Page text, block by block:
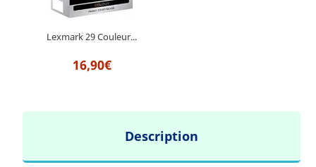
Lexmark 29 Couleur...
16,90€
Description